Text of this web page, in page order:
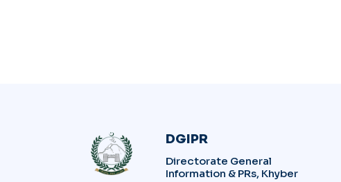
DGIPR
Directorate General
Information & PRs, Khyber